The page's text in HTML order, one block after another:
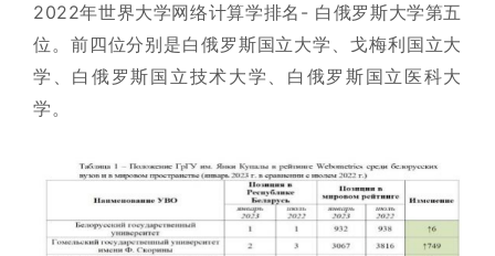
2022年世界大学网络计算学排名- 白俄罗斯大学第五
位。前四位分别是白俄罗斯国立大学、戈梅利国立大
学、白俄罗斯国立技术大学、白俄罗斯国立医科大
学。